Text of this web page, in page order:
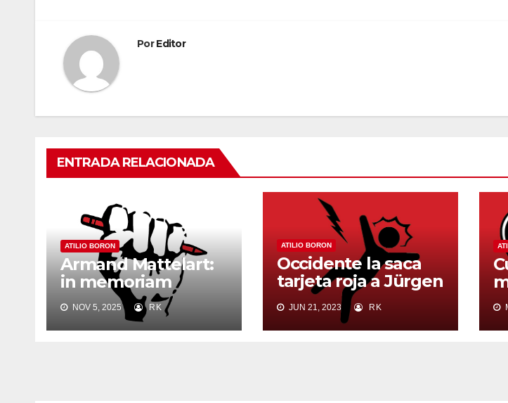
entradas
PorEditor
ENTRADA RELACIONADA
ATILIO BORON
Armand Mattelart:
in memoriam
NOV 5, 2025 RK
ATILIO BORON
Occidente la saca
tarjeta roja a Jürgen
Habermas
JUN 21, 2023 RK